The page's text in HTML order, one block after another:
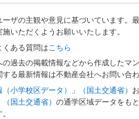
ザの主観や意見に基づいています。
いただくようお願いいたします。
ある質問はこちら
過去の掲載情報などから作成したマ
る最新情報は不動産会社へお問い合わ
（小学校区データ）」（国土交通省）
国土交通省） の通学区域データをも